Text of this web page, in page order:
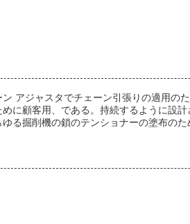
アジャスタでチェーン引張りの適用の
に顧客用、である。持続するように設
る掘削機の鎖のテンショナーの塗布の